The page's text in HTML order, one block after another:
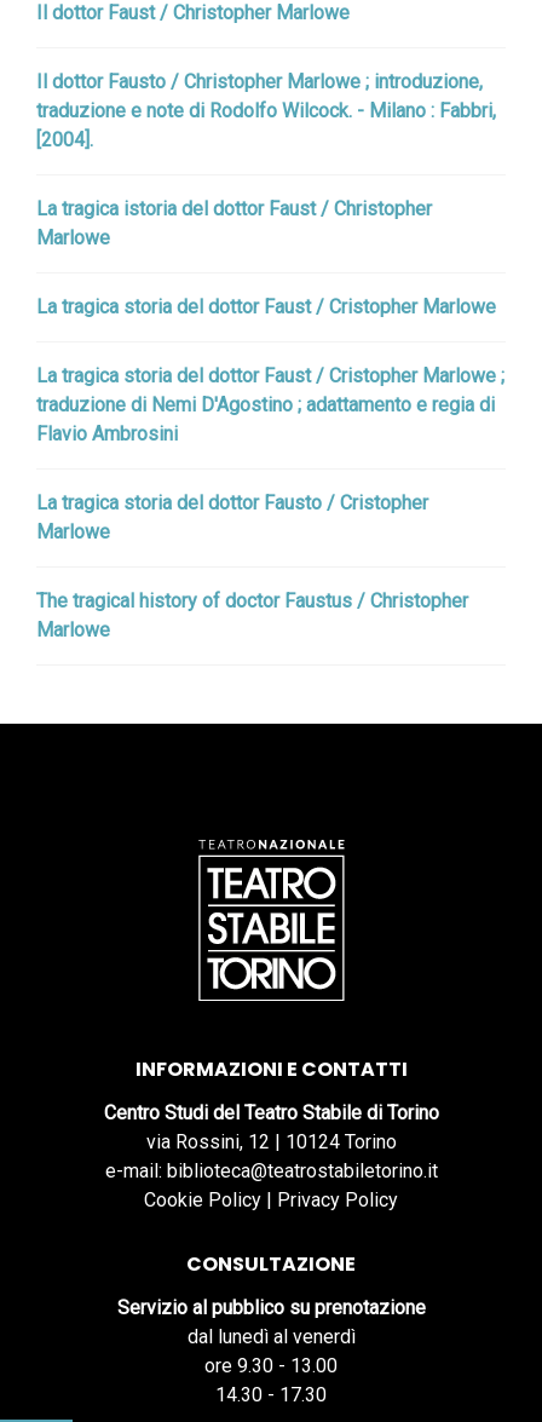
Il dottor Faust / Christopher Marlowe
Il dottor Fausto / Christopher Marlowe ; introduzione,
traduzione e note di Rodolfo Wilcock. - Milano : Fabbri,
[2004].
La tragica istoria del dottor Faust / Christopher
Marlowe
La tragica storia del dottor Faust / Cristopher Marlowe
La tragica storia del dottor Faust / Cristopher Marlowe ;
traduzione di Nemi D'Agostino ; adattamento e regia di
Flavio Ambrosini
La tragica storia del dottor Fausto / Cristopher
Marlowe
The tragical history of doctor Faustus / Christopher
Marlowe
INFORMAZIONI E CONTATTI
Centro Studi del Teatro Stabile di Torino
via Rossini, 12 | 10124 Torino
e-mail: biblioteca@teatrostabiletorino.it
Cookie Policy | Privacy Policy
CONSULTAZIONE
Servizio al pubblico su prenotazione
dal lunedì al venerdì
ore 9.30 - 13.00
14.30 - 17.30